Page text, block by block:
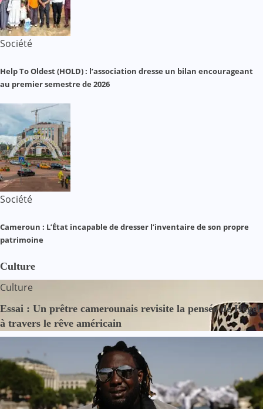
Société
Help To Oldest (HOLD) : l’association dresse un bilan encourageant
au premier semestre de 2026
Société
Cameroun : L’État incapable de dresser l’inventaire de son propre
patrimoine
Culture
Culture
Essai : Un prêtre camerounais revisite la pensée de Hegel
à travers le rêve américain